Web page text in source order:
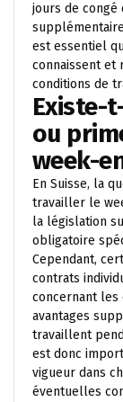
jours de congé
est essentiel
connaissent et
conditions de
Existe-
ou
week-
En Suisse, la
travailler le
la législation
obligatoire
Cependant,
contrats
concernant les
avantages
travaillent
est donc
vigueur dans
éventuelles